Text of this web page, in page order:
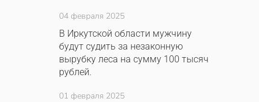
04 февраля 2025
В Иркутской области мужчину
будут судить за незаконную
вырубку леса на сумму 100 тысяч
рублей.
01 февраля 2025